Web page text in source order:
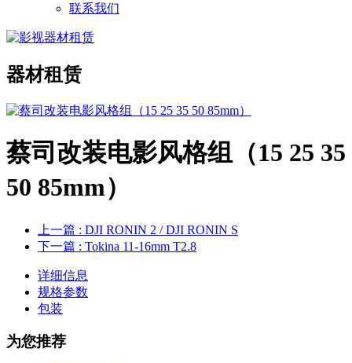
联系我们
器材租赁
蔡司改装电影风格组（15 25 35
50 85mm）
上一篇 : DJI RONIN 2 / DJI RONIN S
下一篇 : Tokina 11-16mm T2.8
详细信息
规格参数
包装
为您推荐